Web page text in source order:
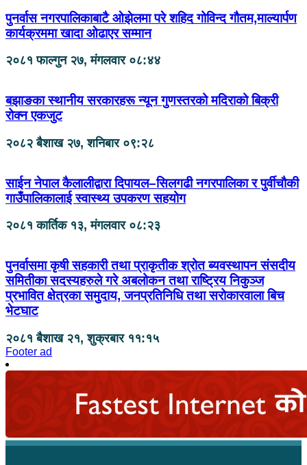
पुनर्वास नगरपालिकाबाटै ओझेलमा परे शहिद गोविन्द गौतम,माल्यार्पण
कार्यक्रममा खादा ओढाएर सम्मान
२०८१ फाल्गुन २७, मंगलवार ०८:४४
बझाङका स्थानीय सरकारहरू न्यून गुणस्तरको मदिराको बिक्री
रोक्न एकजुट
२०८२ बैशाख २७, शनिबार ०९:२८
साईन नेपाल कैलालीद्वारा दिपायल–सिलगढी नगरपालिका र पुर्वीचौकी
गाउँपालिकालाई स्वास्थ्य उपकरण सहयोग
२०८१ कार्तिक १३, मंगलवार ०८:२३
पुनर्वासमा कृषी सहकारी तथा प्राकृतीक श्रोत ब्यवस्थापन संसदीय
समितीका सदस्यहरुले गरे अबलोकन तथा राष्ट्रिय निकुञ्ज
प्रभावित क्षेत्रका समुदाय, जनप्रतिनिधि तथा सरोकारवाला बिच
भेटघाट
२०८१ बैशाख २१, शुक्रबार ११:१५
Footer ad